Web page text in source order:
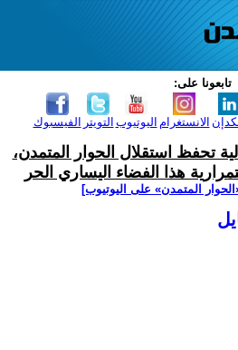
تابعونا على:
الفيسبوك التويتر اليوتيوب الانستغرام
تحفظ استقلال الحوار المتمدن،
هذا الفضاء اليساري الحر
المتمدن» على اليوتيوب]